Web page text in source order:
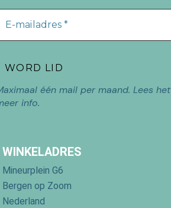
één mail per maand. Lees het
info.
WINKELADRES
Mineurplein G6
Bergen op Zoom
Nederland